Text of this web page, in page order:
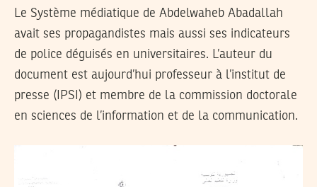
Le Système médiatique de Abdelwaheb Abadallah
avait ses propagandistes mais aussi ses indicateurs
de police déguisés en universitaires. L’auteur du
document est aujourd’hui professeur à l’institut de
presse (IPSI) et membre de la commission doctorale
en sciences de l’information et de la communication.